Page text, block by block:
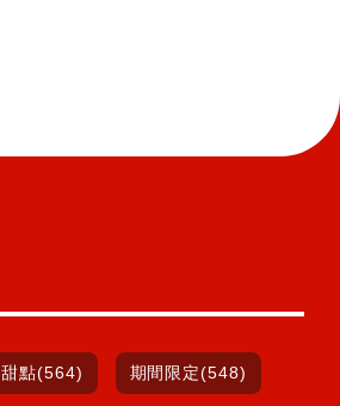
甜點(564) 期間限定(548)